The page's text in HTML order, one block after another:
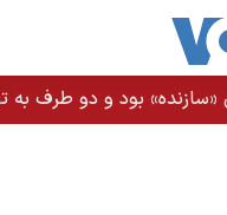
بود و دو طرف به